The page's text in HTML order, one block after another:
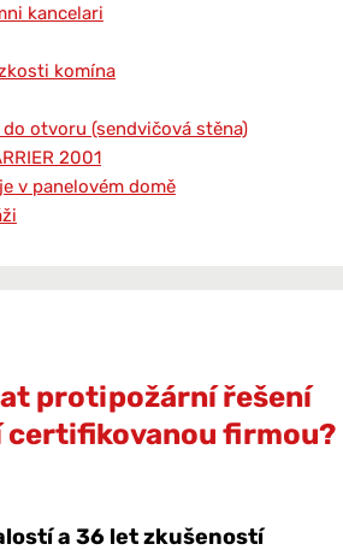
kancelari
komína
otvoru (sendvičová stěna)
2001
v panelovém domě
protipožární řešení
firmou?
a 36 let zkušeností